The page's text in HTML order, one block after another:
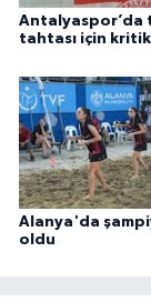
Antalyaspor’da
tahtası için
Alanya'da
oldu